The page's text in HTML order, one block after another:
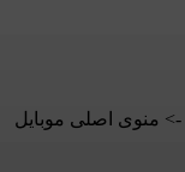
> منوی اصلی موبایل